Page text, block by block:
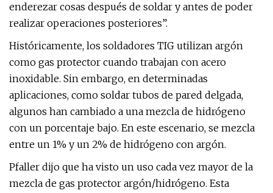
enderezar cosas después de soldar y antes de poder
realizar operaciones posteriores”.
Históricamente, los soldadores TIG utilizan argón
como gas protector cuando trabajan con acero
inoxidable. Sin embargo, en determinadas
aplicaciones, como soldar tubos de pared delgada,
algunos han cambiado a una mezcla de hidrógeno
con un porcentaje bajo. En este escenario, se mezcla
entre un 1% y un 2% de hidrógeno con argón.
Pfaller dijo que ha visto un uso cada vez mayor de la
mezcla de gas protector argón/hidrógeno. Esta